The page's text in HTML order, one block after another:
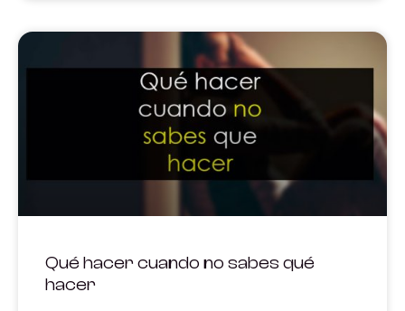
Qué hacer cuando no sabes qué
hacer